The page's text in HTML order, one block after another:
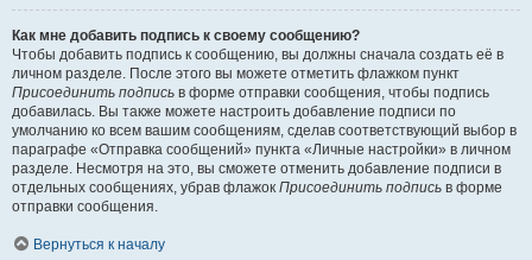
Как мне добавить подпись к своему сообщению?
Чтобы добавить подпись к сообщению, вы должны сначала создать её в
личном разделе. После этого вы можете отметить флажком пункт
Присоединить подпись в форме отправки сообщения, чтобы подпись
добавилась. Вы также можете настроить добавление подписи по
умолчанию ко всем вашим сообщениям, сделав соответствующий выбор в
параграфе «Отправка сообщений» пункта «Личные настройки» в личном
разделе. Несмотря на это, вы сможете отменить добавление подписи в
отдельных сообщениях, убрав флажок Присоединить подпись в форме
отправки сообщения.
Вернуться к началу